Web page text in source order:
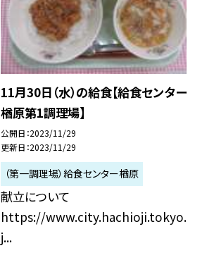
11月30日（水）の給食【給食センター
楢原第1調理場】
公開日 2023/11/29
更新日 2023/11/29
（第一調理場）給食センター楢原
献立について
https://www.city.hachioji.tokyo.
j...